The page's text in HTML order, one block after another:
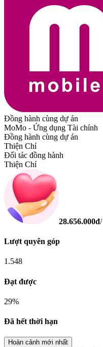
Đồng hành cùng dự án
MoMo - Ứng dụng Tài chính
Đồng hành cùng dự án
Thiện Chí
Đối tác đồng hành
Thiện Chí
28.656.000đ/
Lượt quyên góp
1.548
Đạt được
29%
Đã hết thời hạn
Hoàn cảnh mới nhất